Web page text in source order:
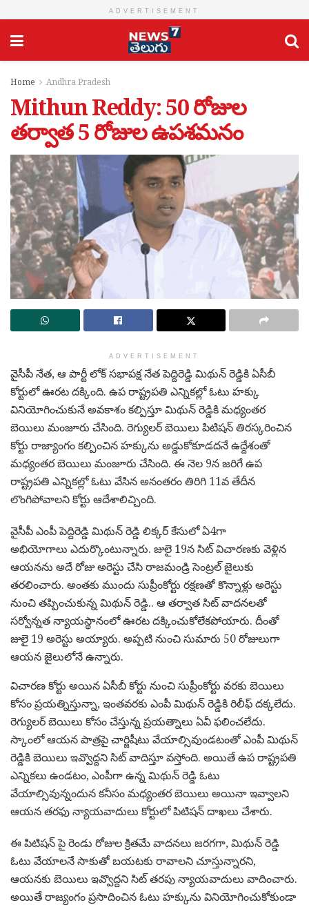
ADVERTISEMENT
Home Andhra Pradesh
Mithun Reddy: 50 రోజుల
తర్వాత 5 రోజుల ఉపశమనం
ADVERTISEMENT
వైసీపీ నేత, ఆ పార్టీ లోక్ సభాపక్ష నేత పెద్దిరెడ్డి మిథున్ రెడ్డికి ఏసీబీ
కోర్టులో ఊరట దక్కింది. ఉప రాష్ట్రపతి ఎన్నికల్లో ఓటు హక్కు
వినియోగించుకునే అవకాశం కల్పిస్తూ మిథున్ రెడ్డికి మధ్యంతర
బెయిలు మంజూరు చేసింది. రెగ్యులర్ బెయిలు పిటిషన్ తిరస్కరించిన
కోర్టు రాజ్యాంగం కల్పించిన హక్కును అడ్డుకోకూడదనే ఉద్దేశంతో
మధ్యంతర బెయిలు మంజూరు చేసింది. ఈ నెల 9న జరిగే ఉప
రాష్ట్రపతి ఎన్నికల్లో ఓటు వేసిన అనంతరం తిరిగి 11వ తేదీన
లొంగిపోవాలని కోర్టు ఆదేశాలిచ్చింది.
వైసీపీ ఎంపీ పెద్దిరెడ్డి మిథున్ రెడ్డి లిక్కర్ కేసులో ఏ4గా
అభియోగాలు ఎదుర్కొంటున్నారు. జులై 19న సిట్ విచారణకు వెళ్లిన
ఆయనను అదే రోజు అరెస్టు చేసి రాజమండ్రి సెంట్రల్ జైలుకు
తరలించారు. అంతకు ముందు సుప్రీంకోర్టు రక్షణతో కొన్నాళ్లు అరెస్టు
నుంచి తప్పించుకున్న మిథున్ రెడ్డి.. ఆ తర్వాత సిట్ వాదనలతో
సర్వోన్నత న్యాయస్థానంలో ఊరట దక్కించుకోలేకపోయారు. దీంతో
జులై 19 అరెస్టు అయ్యారు. అప్పటి నుంచి సుమారు 50 రోజులుగా
ఆయన జైలులోనే ఉన్నారు.
విచారణ కోర్టు అయిన ఏసీబీ కోర్టు నుంచి సుప్రీంకోర్టు వరకు బెయిలు
కోసం ప్రయత్నిస్తున్నా, ఇంతవరకు ఎంపీ మిథున్ రెడ్డికి రిలీఫ్ దక్కలేదు.
రెగ్యులర్ బెయిలు కోసం చేస్తున్న ప్రయత్నాలు ఏవీ ఫలించలేదు.
స్కాంలో ఆయన పాత్రపై చార్జిషీటు వేయాల్సివుండటంతో ఎంపీ మిథున్
రెడ్డికి బెయిలు ఇవ్వొద్దని సిట్ వాదిస్తూ వస్తోంది. అయితే ఉప రాష్ట్రపతి
ఎన్నికలు ఉండటం, ఎంపీగా ఉన్న మిథున్ రెడ్డి ఓటు
వేయాల్సివున్నందున కనీసం మధ్యంతర బెయిలు అయినా ఇవ్వాలని
ఆయన తరఫు న్యాయవాదులు కోర్టులో పిటిషన్ దాఖలు చేశారు.
ఈ పిటిషన్ పై రెండు రోజుల క్రితమే వాదనలు జరగగా, మిథున్ రెడ్డి
ఓటు వేయాలనే సాకుతో బయటకు రావాలని చూస్తున్నారని,
ఆయనకు బెయిలు ఇవ్వొద్దని సిట్ తరపు న్యాయవాదులు వాదించారు.
అయితే రాజ్యంగం ప్రసాదించిన ఓటు హక్కును వినియోగించుకోకుండా